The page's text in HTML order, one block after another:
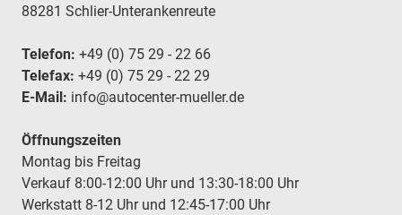
88281 Schlier-Unterankenreute
Telefon: +49 (0) 75 29 - 22 66
Telefax: +49 (0) 75 29 - 22 29
E-Mail: info@autocenter-mueller.de
Öffnungszeiten
Montag bis Freitag
Verkauf 8:00-12:00 Uhr und 13:30-18:00 Uhr
Werkstatt 8-12 Uhr und 12:45-17:00 Uhr